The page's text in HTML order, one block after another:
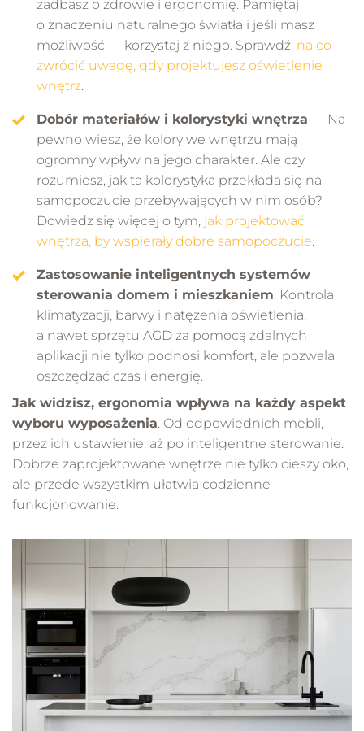
zadbasz o zdrowie i ergonomię. Pamiętaj
o znaczeniu naturalnego światła i jeśli masz
możliwość — korzystaj z niego. Sprawdź, na co
zwrócić uwagę, gdy projektujesz oświetlenie
wnętrz.
Dobór materiałów i kolorystyki wnętrza — Na
pewno wiesz, że kolory we wnętrzu mają
ogromny wpływ na jego charakter. Ale czy
rozumiesz, jak ta kolorystyka przekłada się na
samopoczucie przebywających w nim osób?
Dowiedz się więcej o tym, jak projektować
wnętrza, by wspierały dobre samopoczucie.
Zastosowanie inteligentnych systemów
sterowania domem i mieszkaniem. Kontrola
klimatyzacji, barwy i natężenia oświetlenia,
a nawet sprzętu AGD za pomocą zdalnych
aplikacji nie tylko podnosi komfort, ale pozwala
oszczędzać czas i energię.
Jak widzisz, ergonomia wpływa na każdy aspekt
wyboru wyposażenia. Od odpowiednich mebli,
przez ich ustawienie, aż po inteligentne sterowanie.
Dobrze zaprojektowane wnętrze nie tylko cieszy oko,
ale przede wszystkim ułatwia codzienne
funkcjonowanie.